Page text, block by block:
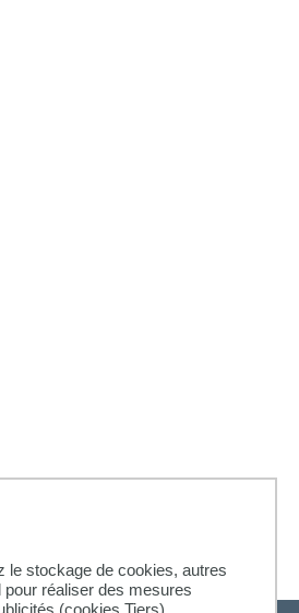
le stockage de cookies, autres
réaliser des mesures
(cookies Tiers).